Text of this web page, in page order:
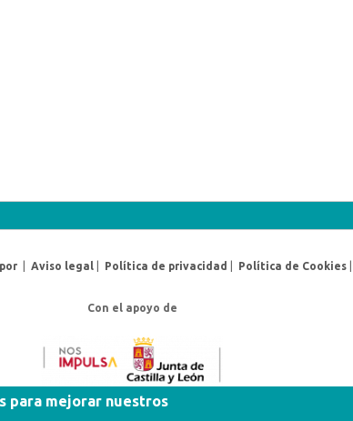
| Aviso legal Política de privacidad Política de Cookies|
Con el apoyo de
para mejorar nuestros